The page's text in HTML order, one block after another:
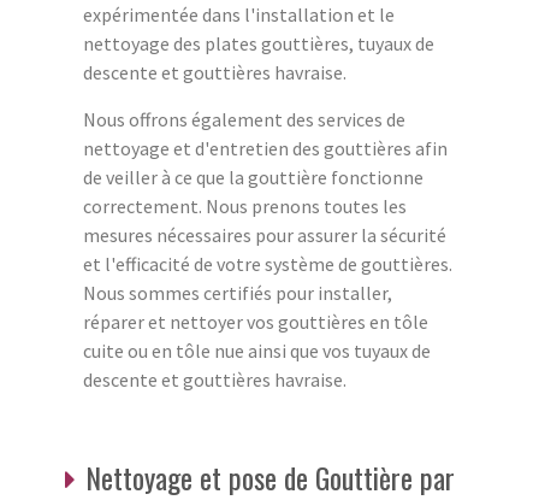
expérimentée dans l'installation et le
nettoyage des plates gouttières, tuyaux de
descente et gouttières havraise.
Nous offrons également des services de
nettoyage et d'entretien des gouttières afin
de veiller à ce que la gouttière fonctionne
correctement. Nous prenons toutes les
mesures nécessaires pour assurer la sécurité
et l'efficacité de votre système de gouttières.
Nous sommes certifiés pour installer,
réparer et nettoyer vos gouttières en tôle
cuite ou en tôle nue ainsi que vos tuyaux de
descente et gouttières havraise.
Nettoyage et pose de Gouttière par